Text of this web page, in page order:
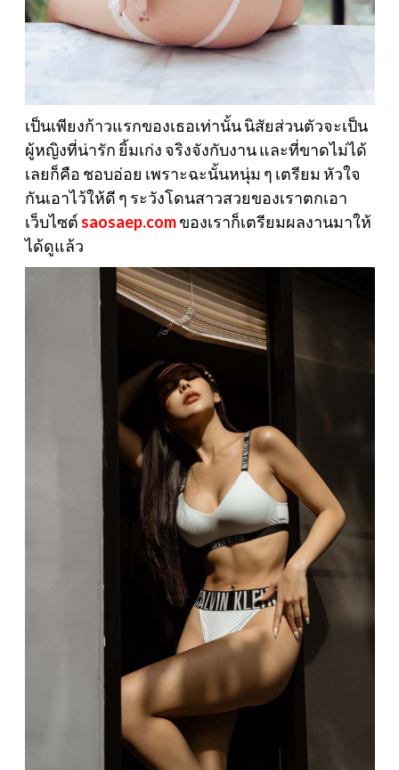
เป็นเพียงก้าวแรกของเธอเท่านั้น นิสัยส่วนตัวจะเป็น
ผู้หญิงที่น่ารัก ยิ้มเก่ง จริงจังกับงาน และที่ขาดไม่ได้
เลยก็คือ ชอบอ่อย เพราะฉะนั้นหนุ่ม ๆ เตรียม หัวใจ
กันเอาไว้ให้ดี ๆ ระวังโดนสาวสวยของเราตกเอา
เว็บไซต์saosaep.comของเราก็เตรียมผลงานมาให้
ได้ดูแล้ว